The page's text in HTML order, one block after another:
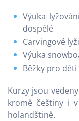
Výuka
dospělé
Carvingové
Výuka
Běžky pro
Kurzy jsou
kromě češtiny i
holandštině.